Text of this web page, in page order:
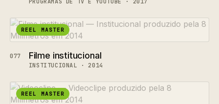
REEL MASTER
077 Filme institucional
INSTITUCIONAL · 2014
REEL MASTER